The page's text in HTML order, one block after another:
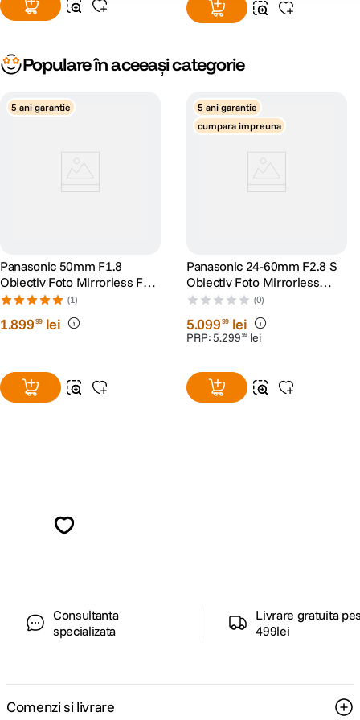
Populare în aceeași categorie
5 ani garantie
Panasonic 50mm F1.8
Obiectiv Foto Mirrorless Full
Frame L-mount (White-box)
(1)
1.89999 lei
5 ani garantie
cumpara impreuna
Panasonic 24-60mm F2.8 S
Obiectiv Foto Mirrorless
Montura L
(0)
5.09999 lei
PRP:5.299 99 lei
Consultanta
specializata
Livrare gratuita
499lei
Comenzi si livrare